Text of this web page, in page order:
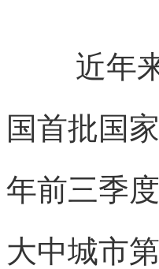
近年
国首批国家
年前三季
大中城市